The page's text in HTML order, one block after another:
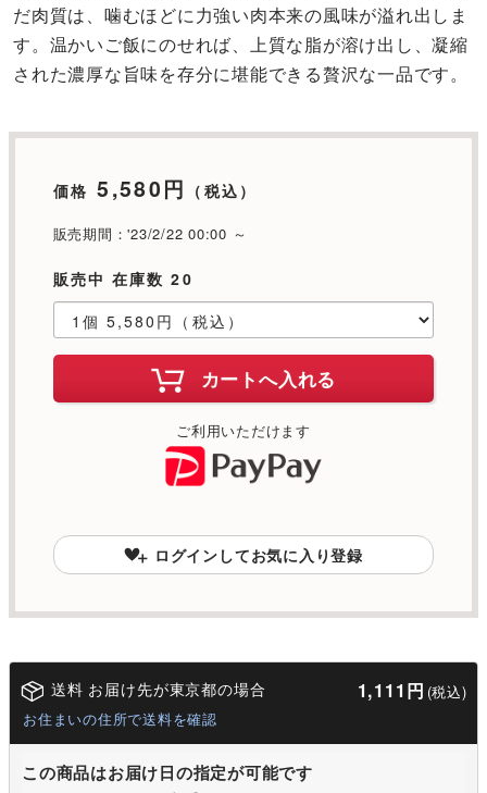
だ肉質は、噛むほどに力強い肉本来の風味が溢れ出しま
す。温かいご飯にのせれば、上質な脂が溶け出し、凝縮
された濃厚な旨味を存分に堪能できる贅沢な一品です。
価格 5,580円 （税込）
販売期間：'23/2/22 00:00 ～
販売中 在庫数 20
カートへ入れる
ご利用いただけます
ログインしてお気に入り登録
送料 お届け先が東京都の場合 1,111円 (税込)
お住まいの住所で送料を確認
この商品はお届け日の指定が可能です